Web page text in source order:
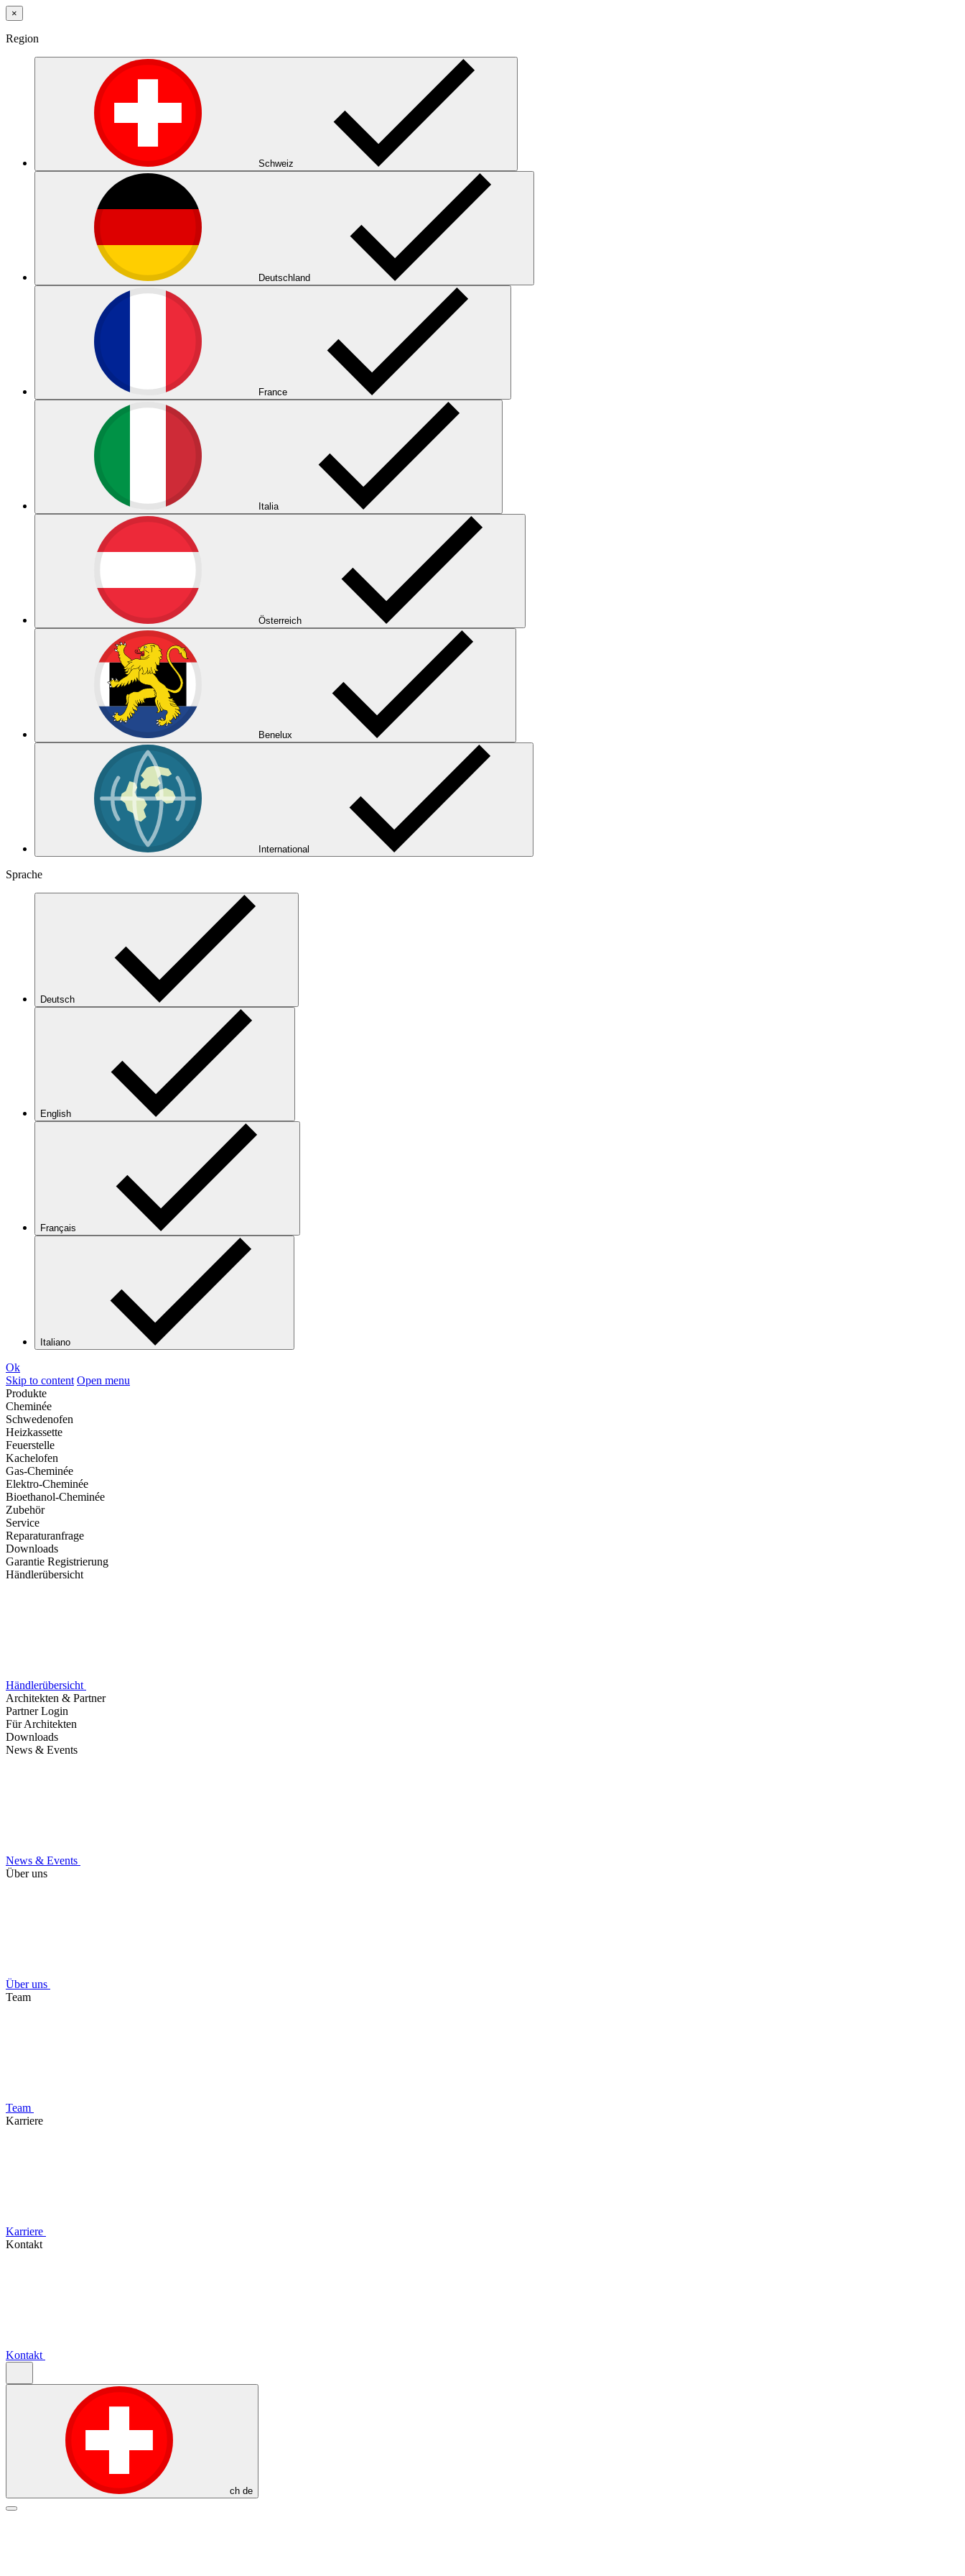
×
Region
Schweiz
Deutschland
France
Italia
Österreich
Benelux
International
Sprache
Deutsch
English
Français
Italiano
Ok
Skip to content Open menu
Produkte
Cheminée
Schwedenofen
Heizkassette
Feuerstelle
Kachelofen
Gas-Cheminée
Elektro-Cheminée
Bioethanol-Cheminée
Zubehör
Service
Reparaturanfrage
Downloads
Garantie Registrierung
Händlerübersicht
Händlerübersicht
Architekten & Partner
Partner Login
Für Architekten
Downloads
News & Events
News & Events
Über uns
Über uns
Team
Team
Karriere
Karriere
Kontakt
Kontakt
ch de